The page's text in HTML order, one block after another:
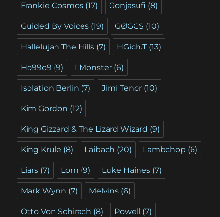
Frankie Cosmos (17) Gonjasufi (8)
Guided By Voices (19) GØGGS (10)
Hallelujah The Hills (7) HGich.T (13)
Ho99o9 (9) I Monster (6)
Isolation Berlin (7) Jimi Tenor (10)
Kim Gordon (12)
King Gizzard & The Lizard Wizard (9)
King Krule (8) Laibach (20) Lambchop (6)
Liars (7) Lorn (9) Luke Haines (7)
Mark Wynn (7) Melvins (6)
Otto Von Schirach (8) Powell (7)